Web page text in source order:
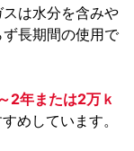
は水分を含みや
長期間の使用で
2年または2万ｋ
めしています。